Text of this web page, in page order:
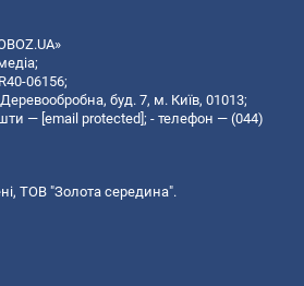
06156;
буд. 7, м. Київ, 01013;
— [email protected] ; - телефон — (044)
ТОВ "Золота середина".